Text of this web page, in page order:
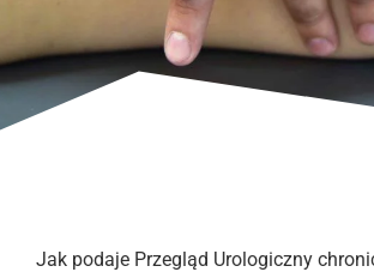
Jak podaje Przegląd Urologiczny